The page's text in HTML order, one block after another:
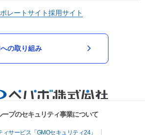
レートサイト採用サイト
の取り組み
プのセキュリティ事業について
サービス「GMOセキュリティ24」